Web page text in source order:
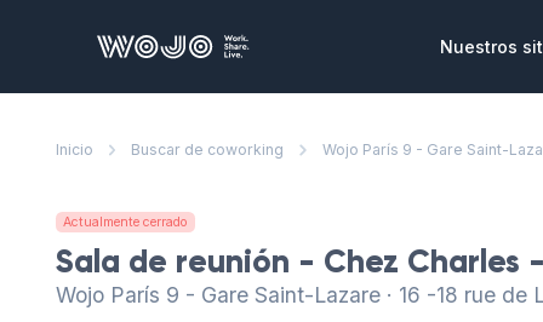
WOJO Nuestros
Oficinas y
Salas de
Lugares
reuniones,
Inicio Buscar de coworking Wojo París 9 - Gare Saint-
Actualmente cerrado
Sala de reunión - Chez Charles
Wojo París 9 - Gare Saint-Lazare · 16 -18 rue